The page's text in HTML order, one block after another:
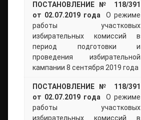
ПОСТАНОВЛЕНИЕ № 118/391
от 02.07.2019 года О режиме
работы участковых
избирательных комиссий в
период подготовки и
проведения избирательной
кампании 8 сентября 2019 года
ПОСТАНОВЛЕНИЕ № 118/391
от 02.07.2019 года О режиме
работы участковых
избирательных комиссий в